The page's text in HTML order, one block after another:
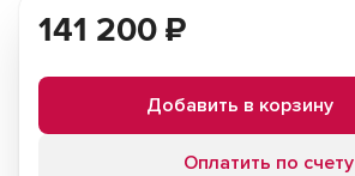
141 200 ₽
Добавить в корзину
Оплатить по счету